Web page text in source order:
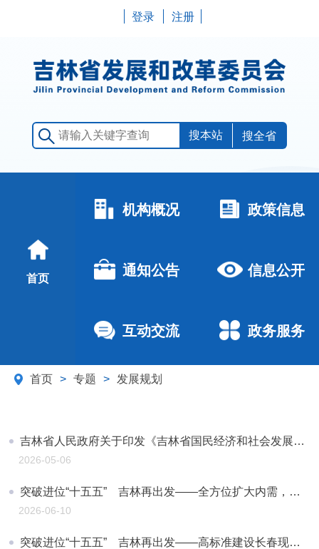
登录 注册
搜全省
首页
机构概况 政策信息
通知公告 信息公开
互动交流 政务服务
首页 > 专题 > 发展规划
吉林省人民政府关于印发《吉林省国民经济和社会发展第十五个五年规划纲要》的通知
2026-05-06
突破进位“十五五” 吉林再出发——全方位扩大内需，积极融入新发展格局
2026-06-10
突破进位“十五五” 吉林再出发——高标准建设长春现代化都市圈